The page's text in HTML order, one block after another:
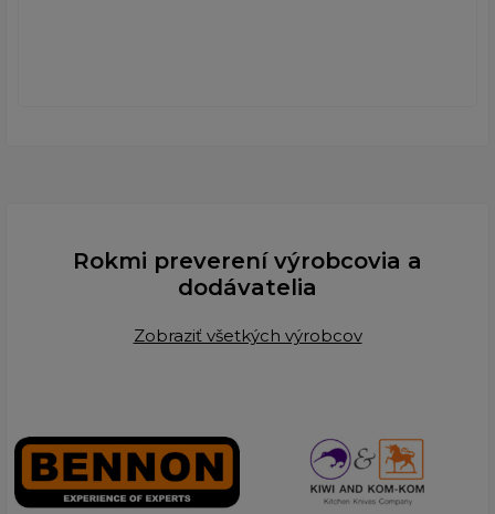
Rokmi preverení výrobcovia a
dodávatelia
Zobraziť všetkých výrobcov